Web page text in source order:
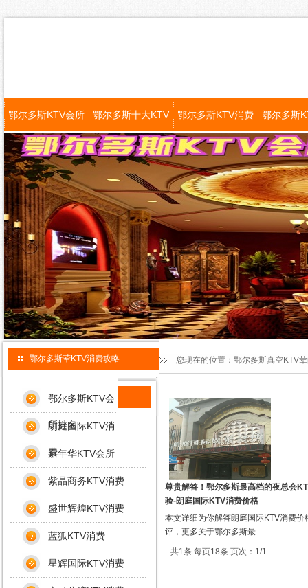
鄂尔多斯KTV会所 鄂尔多斯十大KTV 鄂尔多斯KTV消费 鄂尔多斯
尊贵解答！鄂尔多斯最高档的夜总会
验-朗庭国际KTV消费价格
本文详细为你解答朗庭国际KTV消费价
评，更多关于鄂尔多斯最
共1条 每页18条 页次：1/1
您现在的位置： 鄂尔多斯真空KTV
鄂尔多斯荤KTV消费攻略
鄂尔多斯KTV会
所排名
朗庭国际KTV消
费
嘉年华KTV会所
紫晶商务KTV消费
盛世辉煌KTV消费
蓝狐KTV消费
星辉国际KTV消费